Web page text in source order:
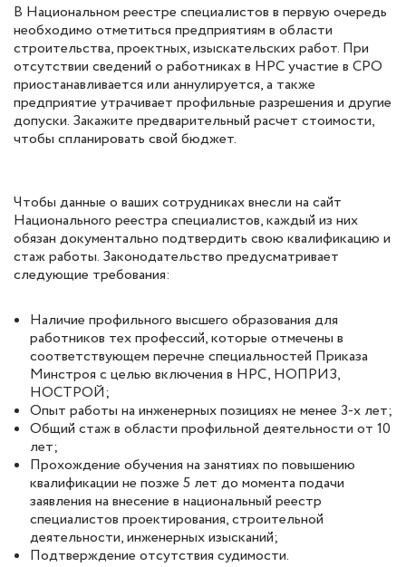
В Национальном реестре специалистов в первую очередь
необходимо отметиться предприятиям в области
строительства, проектных, изыскательских работ. При
отсутствии сведений о работниках в НРС участие в СРО
приостанавливается или аннулируется, а также
предприятие утрачивает профильные разрешения и другие
допуски. Закажите предварительный расчет стоимости,
чтобы спланировать свой бюджет.
Чтобы данные о ваших сотрудниках внесли на сайт
Национального реестра специалистов, каждый из них
обязан документально подтвердить свою квалификацию и
стаж работы. Законодательство предусматривает
следующие требования:
Наличие профильного высшего образования для
работников тех профессий, которые отмечены в
соответствующем перечне специальностей Приказа
Минстроя с целью включения в НРС, НОПРИЗ,
НОСТРОЙ;
Опыт работы на инженерных позициях не менее 3-х лет;
Общий стаж в области профильной деятельности от 10
лет;
Прохождение обучения на занятиях по повышению
квалификации не позже 5 лет до момента подачи
заявления на внесение в национальный реестр
специалистов проектирования, строительной
деятельности, инженерных изысканий;
Подтверждение отсутствия судимости.